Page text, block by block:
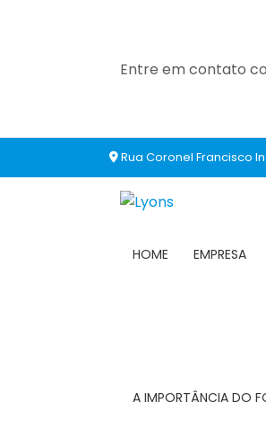
Entre em contato
Rua Coronel Francisco
HOME EMPRESA
A IMPORTÂNCIA DO